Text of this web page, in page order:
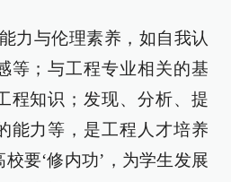
力与伦理素养，如自我认
等；与工程专业相关的基
程知识；发现、分析、提
能力等，是工程人才培养
要‘修内功’，为学生发展